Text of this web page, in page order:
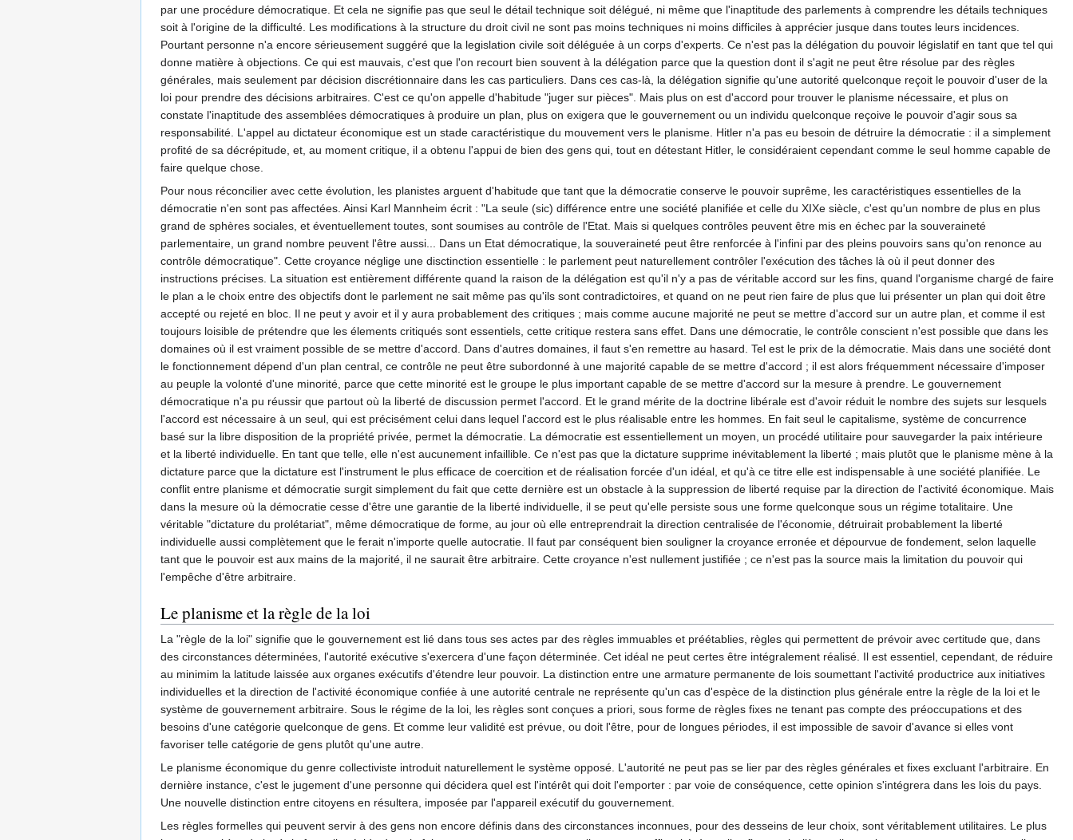
par une procédure démocratique. Et cela ne signifie pas que seul le détail technique soit délégué, ni même que l'inaptitude des parlements à comprendre les détails techniques
soit à l'origine de la difficulté. Les modifications à la structure du droit civil ne sont pas moins techniques ni moins difficiles à apprécier jusque dans toutes leurs incidences.
Pourtant personne n'a encore sérieusement suggéré que la legislation civile soit déléguée à un corps d'experts. Ce n'est pas la délégation du pouvoir législatif en tant que tel qui
donne matière à objections. Ce qui est mauvais, c'est que l'on recourt bien souvent à la délégation parce que la question dont il s'agit ne peut être résolue par des règles
générales, mais seulement par décision discrétionnaire dans les cas particuliers. Dans ces cas-là, la délégation signifie qu'une autorité quelconque reçoit le pouvoir d'user de la
loi pour prendre des décisions arbitraires. C'est ce qu'on appelle d'habitude "juger sur pièces". Mais plus on est d'accord pour trouver le planisme nécessaire, et plus on
constate l'inaptitude des assemblées démocratiques à produire un plan, plus on exigera que le gouvernement ou un individu quelconque reçoive le pouvoir d'agir sous sa
responsabilité. L'appel au dictateur économique est un stade caractéristique du mouvement vers le planisme. Hitler n'a pas eu besoin de détruire la démocratie : il a simplement
profité de sa décrépitude, et, au moment critique, il a obtenu l'appui de bien des gens qui, tout en détestant Hitler, le considéraient cependant comme le seul homme capable de
faire quelque chose.
Pour nous réconcilier avec cette évolution, les planistes arguent d'habitude que tant que la démocratie conserve le pouvoir suprême, les caractéristiques essentielles de la
démocratie n'en sont pas affectées. Ainsi Karl Mannheim écrit : "La seule (sic) différence entre une société planifiée et celle du XIXe siècle, c'est qu'un nombre de plus en plus
grand de sphères sociales, et éventuellement toutes, sont soumises au contrôle de l'Etat. Mais si quelques contrôles peuvent être mis en échec par la souveraineté
parlementaire, un grand nombre peuvent l'être aussi... Dans un Etat démocratique, la souveraineté peut être renforcée à l'infini par des pleins pouvoirs sans qu'on renonce au
contrôle démocratique". Cette croyance néglige une disctinction essentielle : le parlement peut naturellement contrôler l'exécution des tâches là où il peut donner des
instructions précises. La situation est entièrement différente quand la raison de la délégation est qu'il n'y a pas de véritable accord sur les fins, quand l'organisme chargé de faire
le plan a le choix entre des objectifs dont le parlement ne sait même pas qu'ils sont contradictoires, et quand on ne peut rien faire de plus que lui présenter un plan qui doit être
accepté ou rejeté en bloc. Il ne peut y avoir et il y aura probablement des critiques ; mais comme aucune majorité ne peut se mettre d'accord sur un autre plan, et comme il est
toujours loisible de prétendre que les élements critiqués sont essentiels, cette critique restera sans effet. Dans une démocratie, le contrôle conscient n'est possible que dans les
domaines où il est vraiment possible de se mettre d'accord. Dans d'autres domaines, il faut s'en remettre au hasard. Tel est le prix de la démocratie. Mais dans une société dont
le fonctionnement dépend d'un plan central, ce contrôle ne peut être subordonné à une majorité capable de se mettre d'accord ; il est alors fréquemment nécessaire d'imposer
au peuple la volonté d'une minorité, parce que cette minorité est le groupe le plus important capable de se mettre d'accord sur la mesure à prendre. Le gouvernement
démocratique n'a pu réussir que partout où la liberté de discussion permet l'accord. Et le grand mérite de la doctrine libérale est d'avoir réduit le nombre des sujets sur lesquels
l'accord est nécessaire à un seul, qui est précisément celui dans lequel l'accord est le plus réalisable entre les hommes. En fait seul le capitalisme, système de concurrence
basé sur la libre disposition de la propriété privée, permet la démocratie. La démocratie est essentiellement un moyen, un procédé utilitaire pour sauvegarder la paix intérieure
et la liberté individuelle. En tant que telle, elle n'est aucunement infaillible. Ce n'est pas que la dictature supprime inévitablement la liberté ; mais plutôt que le planisme mène à la
dictature parce que la dictature est l'instrument le plus efficace de coercition et de réalisation forcée d'un idéal, et qu'à ce titre elle est indispensable à une société planifiée. Le
conflit entre planisme et démocratie surgit simplement du fait que cette dernière est un obstacle à la suppression de liberté requise par la direction de l'activité économique. Mais
dans la mesure où la démocratie cesse d'être une garantie de la liberté individuelle, il se peut qu'elle persiste sous une forme quelconque sous un régime totalitaire. Une
véritable "dictature du prolétariat", même démocratique de forme, au jour où elle entreprendrait la direction centralisée de l'économie, détruirait probablement la liberté
individuelle aussi complètement que le ferait n'importe quelle autocratie. Il faut par conséquent bien souligner la croyance erronée et dépourvue de fondement, selon laquelle
tant que le pouvoir est aux mains de la majorité, il ne saurait être arbitraire. Cette croyance n'est nullement justifiée ; ce n'est pas la source mais la limitation du pouvoir qui
l'empêche d'être arbitraire.
Le planisme et la règle de la loi
La "règle de la loi" signifie que le gouvernement est lié dans tous ses actes par des règles immuables et préétablies, règles qui permettent de prévoir avec certitude que, dans
des circonstances déterminées, l'autorité exécutive s'exercera d'une façon déterminée. Cet idéal ne peut certes être intégralement réalisé. Il est essentiel, cependant, de réduire
au minimim la latitude laissée aux organes exécutifs d'étendre leur pouvoir. La distinction entre une armature permanente de lois soumettant l'activité productrice aux initiatives
individuelles et la direction de l'activité économique confiée à une autorité centrale ne représente qu'un cas d'espèce de la distinction plus générale entre la règle de la loi et le
système de gouvernement arbitraire. Sous le régime de la loi, les règles sont conçues a priori, sous forme de règles fixes ne tenant pas compte des préoccupations et des
besoins d'une catégorie quelconque de gens. Et comme leur validité est prévue, ou doit l'être, pour de longues périodes, il est impossible de savoir d'avance si elles vont
favoriser telle catégorie de gens plutôt qu'une autre.
Le planisme économique du genre collectiviste introduit naturellement le système opposé. L'autorité ne peut pas se lier par des règles générales et fixes excluant l'arbitraire. En
dernière instance, c'est le jugement d'une personne qui décidera quel est l'intérêt qui doit l'emporter : par voie de conséquence, cette opinion s'intégrera dans les lois du pays.
Une nouvelle distinction entre citoyens en résultera, imposée par l'appareil exécutif du gouvernement.
Les règles formelles qui peuvent servir à des gens non encore définis dans des circonstances inconnues, pour des desseins de leur choix, sont véritablement utilitaires. Le plus